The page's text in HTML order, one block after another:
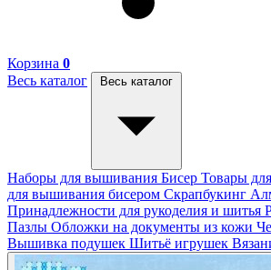
Корзина 0
Весь каталог
Весь каталог
Наборы для вышивания Бисер Товары
для вышивания бисером Скрапбукинг
Принадлежности для рукоделия и шитья
Пазлы Обложки на документы из кожи
Вышивка подушек Шитьё игрушек